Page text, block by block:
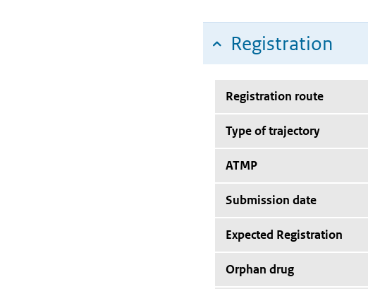
Registration
Registration route
Type of trajectory
ATMP
Submission date
Expected Registration
Orphan drug